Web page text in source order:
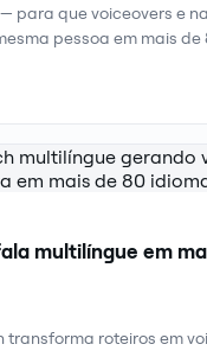
para que voiceovers e
pessoa em mais de
multilíngue em
transforma roteiros em